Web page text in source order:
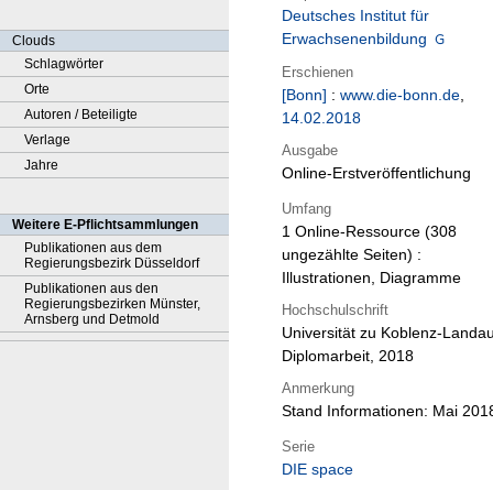
Clouds
Schlagwörter
Orte
Autoren / Beteiligte
Verlage
Jahre
Weitere E-Pflichtsammlungen
Publikationen aus dem
Regierungsbezirk Düsseldorf
Publikationen aus den
Regierungsbezirken Münster,
Arnsberg und Detmold
Deutsches Institut für
Erwachsenenbildung
Erschienen
[Bonn] : www.die-bonn.de,
14.02.2018
Ausgabe
Online-Erstveröffentlichung
Umfang
1 Online-Ressource (308
ungezählte Seiten) :
Illustrationen, Diagramme
Hochschulschrift
Universität zu Koblenz-
Diplomarbeit, 2018
Anmerkung
Stand Informationen: Mai
Serie
DIE space